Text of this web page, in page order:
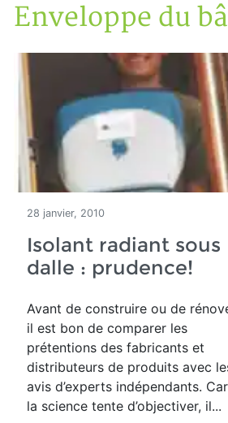
Accueil
Articles
Construction verte
Enveloppe du bâtiment
Enveloppe du
28 janvier, 2010
Isolant radiant sous
dalle : prudence!
Avant de construire ou de
il est bon de comparer les
prétentions des fabricants et
distributeurs de produits avec
avis d’experts indépendants.
la science tente d’objectiver, il...